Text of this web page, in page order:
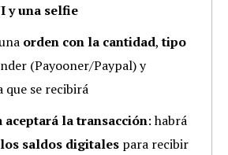
y una selfie
orden con la cantidad,tipo
(Payooner/Paypal) y
que se recibirá
aceptará la transacción: habrá
saldos digitales para recibir